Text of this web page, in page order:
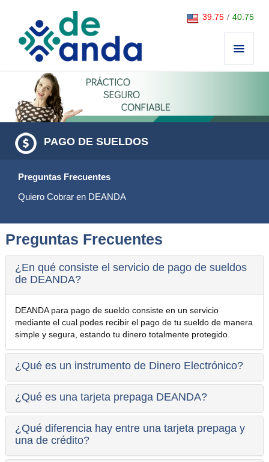
39.75 / 40.75
PAGO DE SUELDOS
Preguntas Frecuentes
Quiero Cobrar en DEANDA
Preguntas Frecuentes
¿En qué consiste el servicio de pago de sueldos
de DEANDA?
DEANDA para pago de sueldo consiste en un servicio
mediante el cual podes recibir el pago de tu sueldo de manera
simple y segura, estando tu dinero totalmente protegido.
¿Qué es un instrumento de Dinero Electrónico?
¿Qué es una tarjeta prepaga DEANDA?
¿Qué diferencia hay entre una tarjeta prepaga y
una de crédito?